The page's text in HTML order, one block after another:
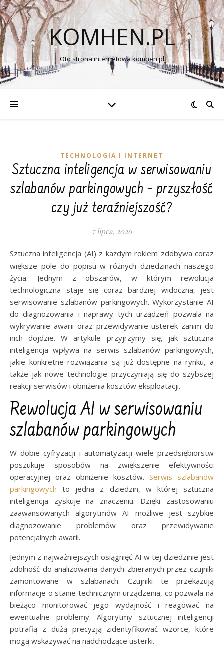
KOMHEN.PL
Oto strona internetowa komhen.pl
TECHNOLOGIA I INTERNET
Sztuczna inteligencja w serwisowaniu
szlabanów parkingowych – przyszłość
czy już teraźniejszość?
7 lipca, 2026
Sztuczna inteligencja (AI) z każdym rokiem zdobywa coraz
większe pole do popisu w różnych dziedzinach naszego
życia. Jednym z obszarów, w którym rewolucja
technologiczna staje się coraz bardziej widoczna, jest
serwisowanie szlabanów parkingowych. Wykorzystanie AI
do diagnozowania i naprawy tych urządzeń pozwala na
wykrywanie awarii oraz przewidywanie usterek zanim do
nich dojdzie. W artykule przyjrzymy się, jak sztuczna
inteligencja wpływa na serwis szlabanów parkingowych,
jakie konkretne rozwiązania są już dostępne na rynku, a
także jak nowe technologie przyczyniają się do szybszej
reakcji serwisów i obniżenia kosztów eksploatacji.
Rewolucja AI w serwisowaniu
szlabanów parkingowych
W dobie cyfryzacji i automatyzacji wiele przedsiębiorstw
poszukuje sposobów na zwiększenie efektywności
operacyjnej oraz obniżenie kosztów. Serwis szlabanów
parkingowych to jedna z dziedzin, w której sztuczna
inteligencja zyskuje na znaczeniu. Dzięki zastosowaniu
zaawansowanych algorytmów AI możliwe jest szybkie
diagnozowanie problemów oraz przewidywanie
potencjalnych awarii.
Jednym z najważniejszych osiągnięć AI w tej dziedzinie jest
zdolność do analizowania danych zbieranych przez czujniki
zamontowane w szlabanach. Czujniki te przekazują
informacje o stanie technicznym urządzenia, co pozwala na
bieżąco monitorować jego wydajność i reagować na
ewentualne problemy. Algorytmy sztucznej inteligencji
potrafią z dużą precyzją zidentyfikować wzorce, które
mogą wskazywać na nadchodzące usterki.